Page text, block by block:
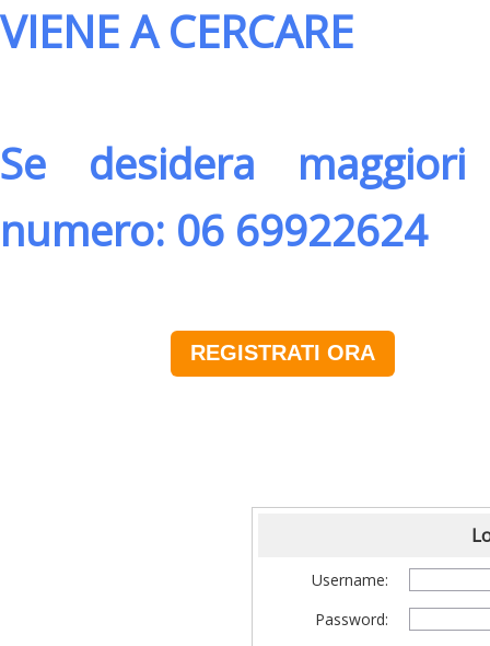
VIENE A CERCARE
Se desidera
numero: 06 69922624
REGISTRATI ORA
Username:
Password: